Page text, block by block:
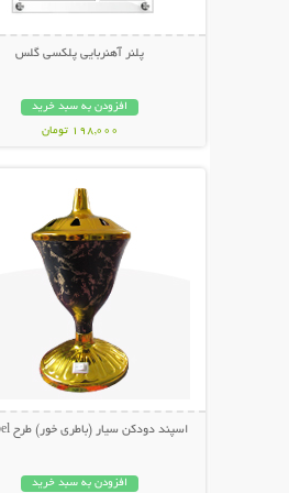
پلنر آهنربایی پلکسی گلس
افزودن به سبد خرید
198,000 تومان
اسپند دودکن سیار (باطری خور) طرح Marbel
افزودن به سبد خرید